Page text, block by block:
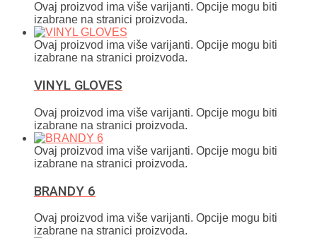
Ovaj proizvod ima više varijanti. Opcije mogu biti
izabrane na stranici proizvoda.
Ovaj proizvod ima više varijanti. Opcije mogu biti
izabrane na stranici proizvoda.
VINYL GLOVES
Ovaj proizvod ima više varijanti. Opcije mogu biti
izabrane na stranici proizvoda.
Ovaj proizvod ima više varijanti. Opcije mogu biti
izabrane na stranici proizvoda.
BRANDY 6
Ovaj proizvod ima više varijanti. Opcije mogu biti
izabrane na stranici proizvoda.